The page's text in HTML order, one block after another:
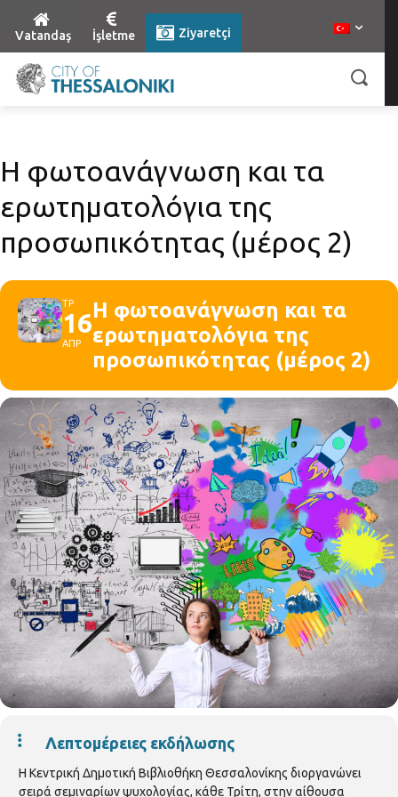
Vatandaş İşletme Ziyaretçi
Η φωτοανάγνωση και τα
ερωτηματολόγια της
προσωπικότητας (μέρος 2)
ΤΡ
16
ΑΠΡ
Η φωτοανάγνωση και τα
ερωτηματολόγια της
προσωπικότητας (μέρος 2)
Λεπτομέρειες εκδήλωσης
Η Κεντρική Δημοτική Βιβλιοθήκη Θεσσαλονίκης διοργανώνει
σειρά σεμιναρίων ψυχολογίας, κάθε Τρίτη, στην αίθουσα